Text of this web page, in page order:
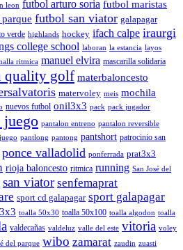
leon futbol arturo soria futbol maristas
futbol san viator galapagar
verde highlands hockey ifach calpe iraurgi
college school laboran la estancia layos
ritmica manuel elvira mascarilla solidaria
quality golf materbaloncesto
matervoley meis mochila
nuevos futbol onil3x3 pack pack jugador
juego pantalon entreno pantalon reversible
pantlong pantong pantshort patrocinio san
ponce valladolid ponferrada prat3x3
rioja baloncesto ritmica running San José del
san viator senfemaprat
sport cd galapagar sport galapagar
toalla 50x30 toalla 50x100 toalla algodon toalla
valdecañas valdeluz valle del este vitoria voley
del parque wibo zamarat zaudin zuasti